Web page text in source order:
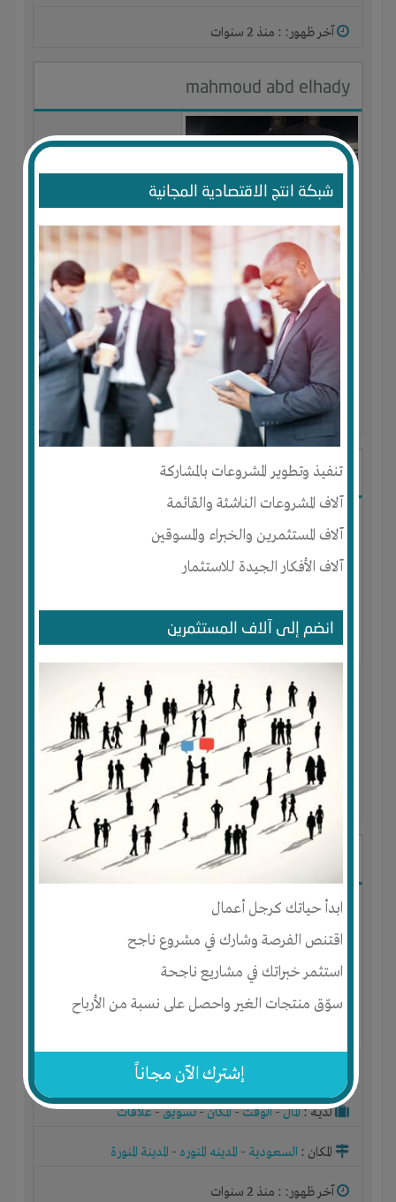
شبكة انتج الاقتصادية المجانية
تنفيذ وتطوير المشروعات بالمشاركة
آلاف المشروعات الناشئة والقائمة
آلاف المستثمرين والخبراء والمسوقين
آلاف الأفكار الجيدة للاستثمار
انضم إلى آلاف المستثمرين
ابدأ حياتك كرجل أعمال
اقتنص الفرصة وشارك في مشروع ناجح
استثمر خبراتك في مشاريع ناجحة
سوّق منتجات الغير واحصل على نسبة من الأرباح
إشترك الآن مجاناً
آخر ظهور: : منذ 2 سنوات
mahmoud abd elhady
الجنس : ذكر
لديـه : المال-شركة أو مصنع أو ورشة
المكان : مصر-بورسعيد- بورفؤاد
آخر ظهور: : منذ 2 سنوات
Mohamed Metwally
الجنس : ذكر
لديـه :المال-الخبرات الوقت- تسويق-علاقات
المكان : مصر - الإسكندرية -سيدى بشر
آخر ظهور: : منذ 2 سنوات
MoHaMEd ElHaLwAnY
لديـه :المال-الوقت-المكان-تسويق-علاقات
المكان : السعودية - المدينه المنوره - المدينة المنورة
آخر ظهور: : منذ 2 سنوات